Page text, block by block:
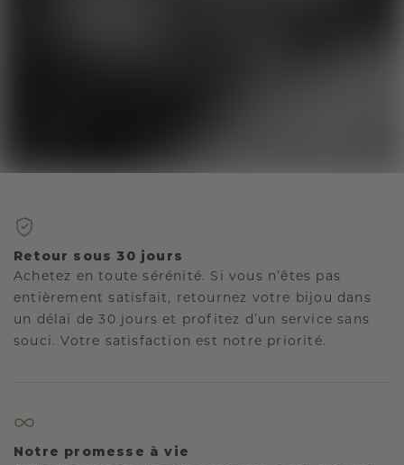
Retour sous 30 jours
Achetez en toute sérénité. Si vous n’êtes pas
entièrement satisfait, retournez votre bijou dans
un délai de 30 jours et profitez d’un service sans
souci. Votre satisfaction est notre priorité.
Notre promesse à vie